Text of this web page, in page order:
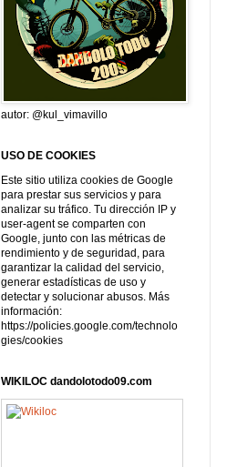
autor: @kul_vimavillo
USO DE COOKIES
Este sitio utiliza cookies de Google
para prestar sus servicios y para
analizar su tráfico. Tu dirección IP y
user-agent se comparten con
Google, junto con las métricas de
rendimiento y de seguridad, para
garantizar la calidad del servicio,
generar estadísticas de uso y
detectar y solucionar abusos. Más
información:
https://policies.google.com/technolo
gies/cookies
WIKILOC dandolotodo09.com